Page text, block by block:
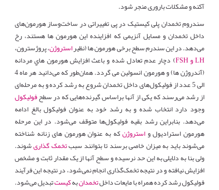
آکنه و مشکلات باروری منجر شود.
سندروم تخمدان پلی کیستیک در پی تغییراتی در ساخت‌وساز هورمون‌های
داخل تخمدان و مسایل آنزیمی که افزاینده این هورمون ها هستند، رخ
می‌دهد. در این سندرم سطح برخی هورمون ها (نظیراستروژن، پروژسترون،
LHوFSH) دچار عدم تعادل شده و باعث افزايش هورمون هاي مردانه
(آندروژن ها) و هورمون انسولین می گردد.
همان‌طور که می‌دانید هر ماه 4
الی 5 عدد از فولیکول‌های داخل تخمدان شروع به رشد کرده و به مرحله‌ای
از رشد می‌رسند که یکی از ‌آنها براساس گیرنده‌هایی که در سطحفولیکول
وجود دارد انتخاب شده و به رشد خود به عنوان فولیکول بالغ ادامه
می‌دهد. بنابراین رشد بقیه فولیکول‌ها متوقف می‌شود. در این مرحله
هورمون استرادیول واستروژنکه به عنوان هورمون های زنانه شناخته
می‌شوند باید به میزان خاصی برسند تا بتوانند سببتخمک گذاریشوند.
ولی بنا به دلایلی به این حد نرسیده و سطح آنها از یک مقدار ثابت و مشخص
افزایش نیافته و در نتیجه تخمک‌گذاری انجام نمی‌شود، در نتیجه این فرآیند
فولیکول رشد کرده همراه با مایعات داخلتخمدانبهکیستتبدیل می‌شود.